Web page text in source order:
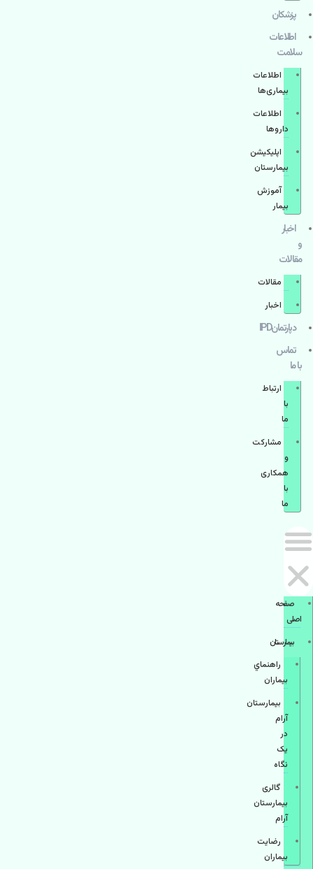
پزشكان
اطلاعات
سلامت
اطلاعات
بیماری‌ها
اطلاعات
دارو‌ها
اپليكيشن
بيمارستان
آموزش
بیمار
اخبار
و
مقالات
مقالات
اخبار
دپارتمانIPD
تماس
با ما
ارتباط
با
ما
مشاركت
و
همكاری
با
ما
صفحه
اصلی
بيمارستان
راهنماي
بیماران
بیمارستان
آرام
در
یک
نگاه
گالری
بیمارستان
آرام
رضایت
بیماران